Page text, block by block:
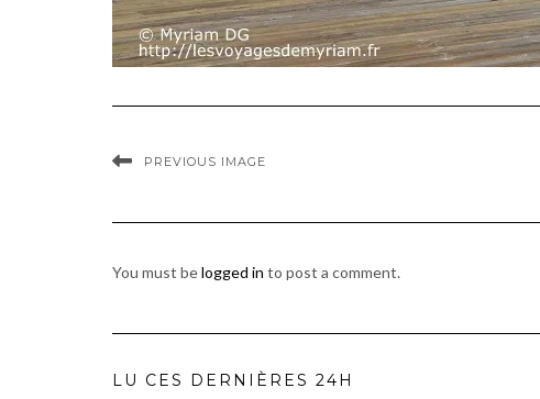
PREVIOUS IMAGE
You must belogged in to post a comment.
LU CES DERNIÈRES 24H